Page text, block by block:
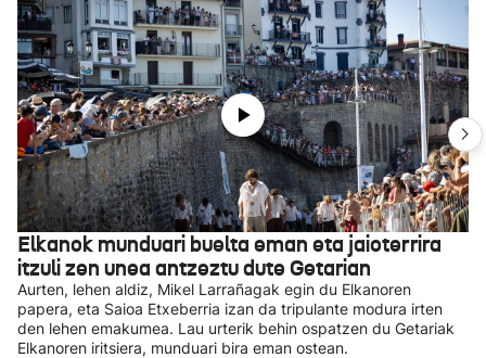
Elkanok munduari buelta eman eta jaioterrira
itzuli zen unea antzeztu dute Getarian
Aurten, lehen aldiz, Mikel Larrañagak egin du Elkanoren
papera, eta Saioa Etxeberria izan da tripulante modura irten
den lehen emakumea. Lau urterik behin ospatzen du Getariak
Elkanoren iritsiera, munduari bira eman ostean.